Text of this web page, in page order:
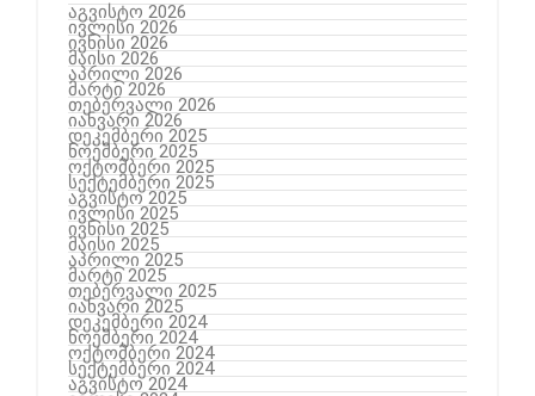
აგვისტო 2026
ივლისი 2026
ივნისი 2026
მაისი 2026
აპრილი 2026
მარტი 2026
თებერვალი 2026
იანვარი 2026
დეკემბერი 2025
ნოემბერი 2025
ოქტომბერი 2025
სექტემბერი 2025
აგვისტო 2025
ივლისი 2025
ივნისი 2025
მაისი 2025
აპრილი 2025
მარტი 2025
თებერვალი 2025
იანვარი 2025
დეკემბერი 2024
ნოემბერი 2024
ოქტომბერი 2024
სექტემბერი 2024
აგვისტო 2024